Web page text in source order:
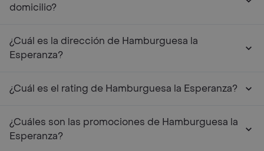
domicilio?
¿Cuál es la dirección de Hamburguesa la
Esperanza?
¿Cuál es el rating de Hamburguesa la Esperanza?
¿Cuáles son las promociones de Hamburguesa la
Esperanza?